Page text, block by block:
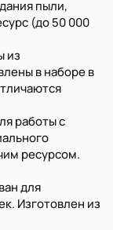
пыли,
(до 50 000
из
в наборе в
работы с
ресурсом.
для
Изготовлен из